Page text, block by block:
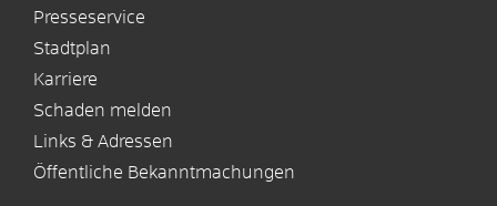
Presseservice
Stadtplan
Karriere
Schaden melden
Links & Adressen
Öffentliche Bekanntmachungen